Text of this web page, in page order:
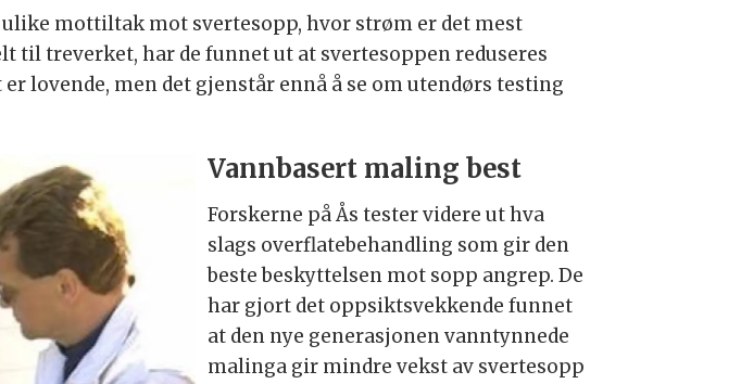
mottiltak mot svertesopp, hvor strøm er det mest
til treverket, har de funnet ut at svertesoppen reduseres
lovende, men det gjenstår ennå å se om utendørs testing
Vannbasert maling best
Forskerne på Ås tester videre ut hva
slags overflatebehandling som gir den
beste beskyttelsen mot sopp angrep. De
har gjort det oppsiktsvekkende funnet
at den nye generasjonen vanntynnede
malinga gir mindre vekst av svertesopp